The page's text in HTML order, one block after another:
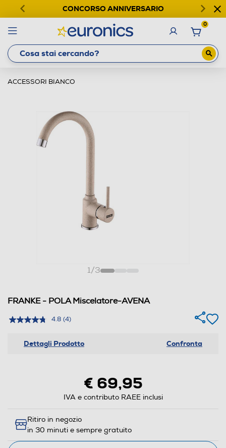
CONCORSO ANNIVERSARIO
0
ACCESSORI BIANCO
1/3
FRANKE - POLA Miscelatore-AVENA
4.8 (4)
Dettagli Prodotto Confronta
€ 69,95
IVA e contributo RAEE inclusi
Ritiro in negozio
in 30 minuti e sempre gratuito